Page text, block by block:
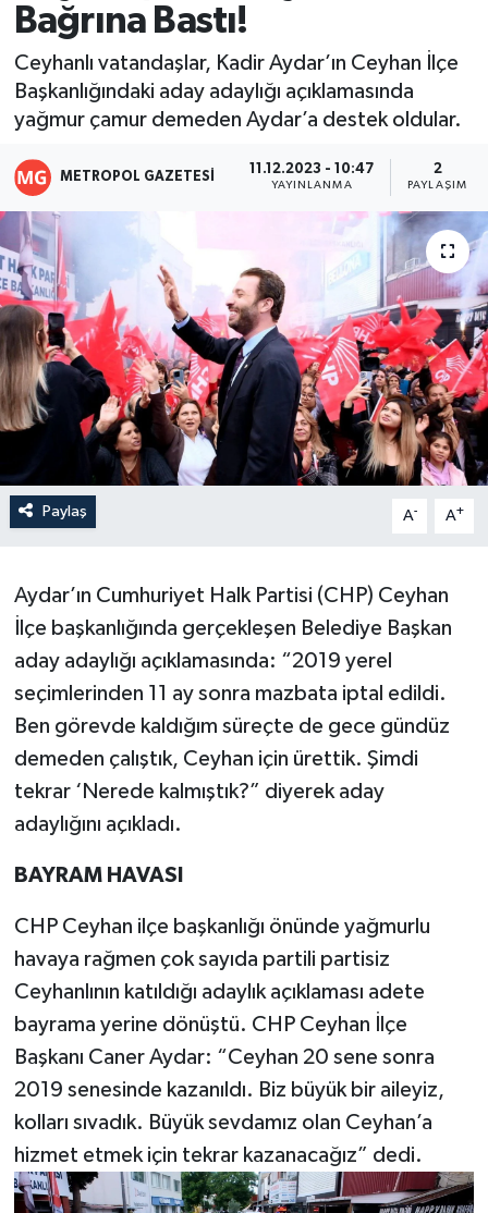
Bağrına Bastı!
Ceyhanlı vatandaşlar, Kadir Aydar’ın Ceyhan İlçe
Başkanlığındaki aday adaylığı açıklamasında
yağmur çamur demeden Aydar’a destek oldular.
METROPOL GAZETESI 11.12.2023 - 10:47
YAYINLANMA
2
PAYLAŞIM
Paylaş A- A+
Aydar’ın Cumhuriyet Halk Partisi (CHP) Ceyhan
İlçe başkanlığında gerçekleşen Belediye Başkan
aday adaylığı açıklamasında: “2019 yerel
seçimlerinden 11 ay sonra mazbata iptal edildi.
Ben görevde kaldığım süreçte de gece gündüz
demeden çalıştık, Ceyhan için ürettik. Şimdi
tekrar ‘Nerede kalmıştık?” diyerek aday
adaylığını açıkladı.
BAYRAM HAVASI
CHP Ceyhan ilçe başkanlığı önünde yağmurlu
havaya rağmen çok sayıda partili partisiz
Ceyhanlının katıldığı adaylık açıklaması adete
bayrama yerine dönüştü. CHP Ceyhan İlçe
Başkanı Caner Aydar: “Ceyhan 20 sene sonra
2019 senesinde kazanıldı. Biz büyük bir aileyiz,
kolları sıvadık. Büyük sevdamız olan Ceyhan’a
hizmet etmek için tekrar kazanacağız” dedi.
Resmi İlanlar